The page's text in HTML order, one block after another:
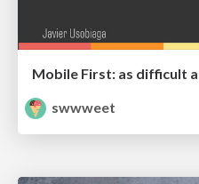
Mobile First: as difficult
swwweet